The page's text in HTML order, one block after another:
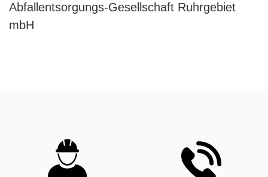
Abfallentsorgungs-Gesellschaft Ruhrgebiet
mbH